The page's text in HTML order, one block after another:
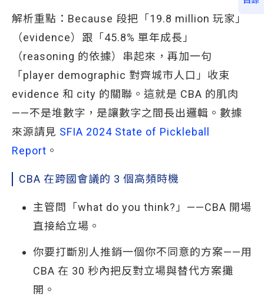
解析重點：Because 段把「19.8 million 玩家」
（evidence）跟「45.8% 單年成長」
（reasoning 的依據）串起來，再加一句
「player demographic 對齊城市人口」收束
evidence 和 city 的關聯。這就是 CBA 的肌肉
——不是堆數字，是讓數字之間長出邏輯。數據
來源請見 SFIA 2024 State of Pickleball
Report 。
CBA 在跨國會議的 3 個高頻時機
主管問「what do you think?」——CBA 開場
直接給立場。
你要打斷別人推銷一個你不同意的方案——用
CBA 在 30 秒內把反對立場與替代方案攤
開。